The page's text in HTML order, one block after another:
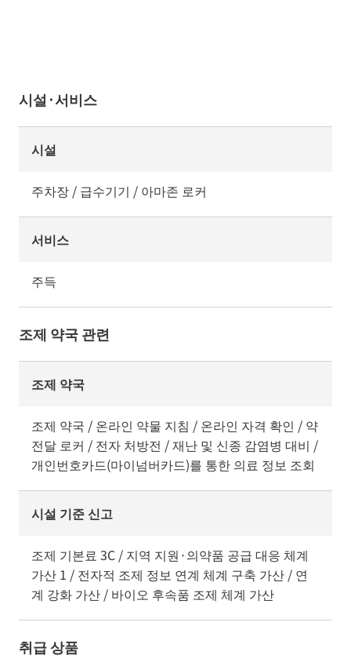
시설·서비스
시설
주차장 / 급수기기 / 아마존 로커
서비스
주득
조제 약국 관련
조제 약국
조제 약국 / 온라인 약물 지침 / 온라인 자격 확인 / 약
전달 로커 / 전자 처방전 / 재난 및 신종 감염병 대비 /
개인번호카드(마이넘버카드)를 통한 의료 정보 조회
시설 기준 신고
조제 기본료 3C / 지역 지원·의약품 공급 대응 체계
가산 1 / 전자적 조제 정보 연계 체계 구축 가산 / 연
계 강화 가산 / 바이오 후속품 조제 체계 가산
취급 상품